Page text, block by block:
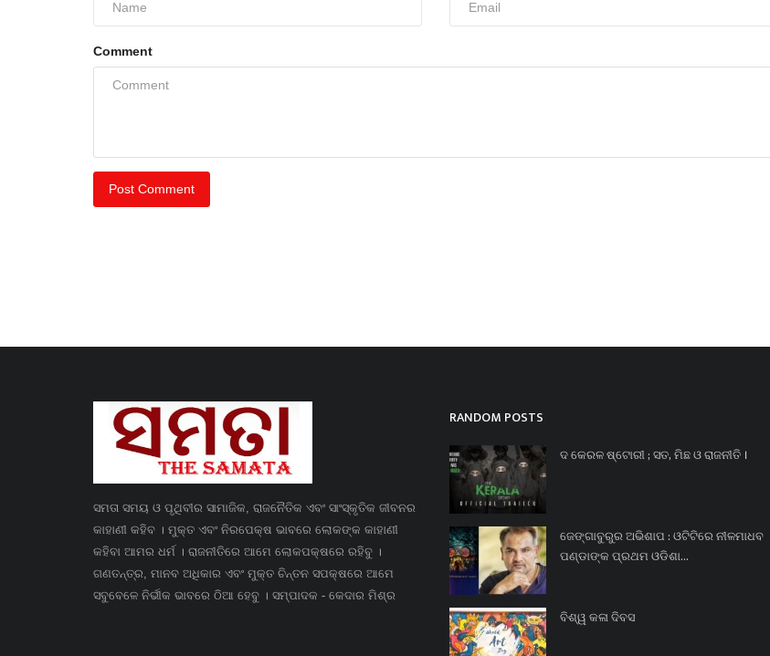
Comment
Post Comment
ସମତା ସମୟ ଓ ପୃଥିବୀର ସାମାଜିକ, ରାଜନୈତିକ ଏବଂ ସାଂସ୍କୃତିକ ଜୀବନର
କାହାଣୀ କହିବ । ମୁକ୍ତ ଏବଂ ନିରପେକ୍ଷ ଭାବରେ ଲୋକଙ୍କ କାହାଣୀ
କହିବା ଆମର ଧର୍ମ । ରାଜନୀତିରେ ଆମେ ଲୋକପକ୍ଷରେ ରହିବୁ ।
ଗଣତନ୍ତ୍ର, ମାନବ ଅଧିକାର ଏବଂ ମୁକ୍ତ ଚିନ୍ତନ ସପକ୍ଷରେ ଆମେ
ସବୁବେଳେ ନିର୍ଭୀକ ଭାବରେ ଠିଆ ହେବୁ । ସମ୍ପାଦକ - କେଦାର ମିଶ୍ର
RANDOM POSTS
ଦ କେରଳ ଷ୍ଟୋରୀ ; ସତ, ମିଛ ଓ ରାଜନୀତି ।
ଜେଙ୍ଗାବୁରୁର ଅଭିଶାପ : ଓଟିଟିରେ ନୀଳମାଧବ
ପଣ୍ଡାଙ୍କ ପ୍ରଥମ ଓଡିଶା...
ବିଶ୍ୱ କଳା ଦିବସ